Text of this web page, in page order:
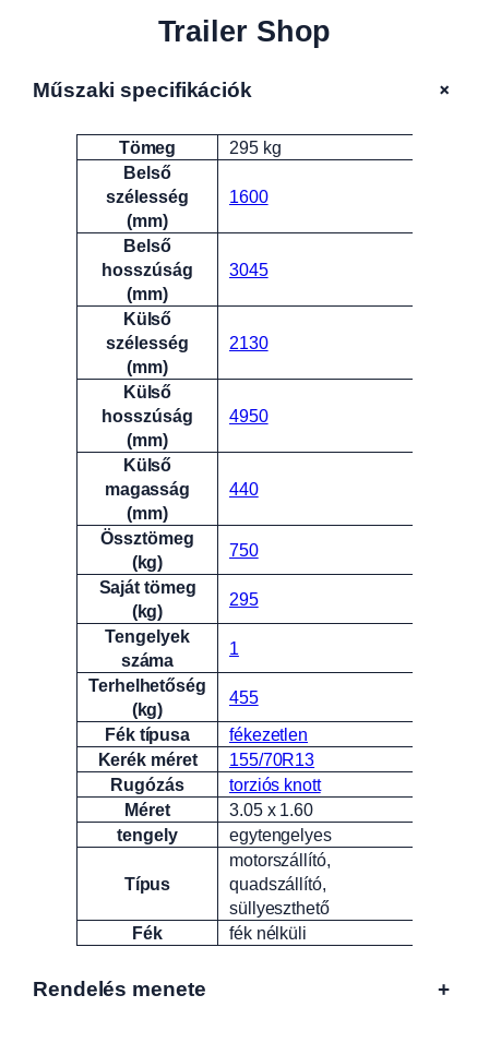
Trailer Shop
Műszaki specifikációk +
Attribútumok Érték
Tömeg
295 kg
Belső
szélesség
(mm)
1600
Belső
hosszúság
(mm)
3045
Külső
szélesség
(mm)
2130
Külső
hosszúság
(mm)
4950
Külső
magasság
(mm)
440
Össztömeg
(kg)
750
Saját tömeg
(kg)
295
Tengelyek
száma
1
Terhelhetőség
(kg)
455
Fék típusa
fékezetlen
Kerék méret
155/70R13
Rugózás
torziós knott
Méret
3.05 x 1.60
tengely
egytengelyes
Típus
motorszállító,
quadszállító,
süllyeszthető
Fék
fék nélküli
Rendelés menete +